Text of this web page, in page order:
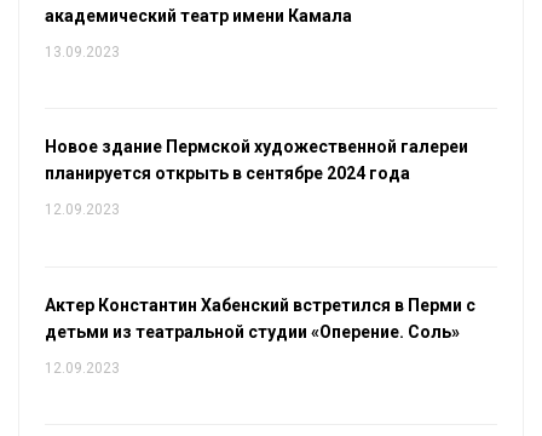
академический театр имени Камала
13.09.2023
Новое здание Пермской художественной галереи
планируется открыть в сентябре 2024 года
12.09.2023
Актер Константин Хабенский встретился в Перми с
детьми из театральной студии «Оперение. Соль»
12.09.2023